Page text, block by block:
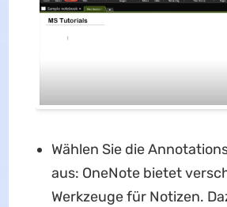
Wählen Sie die
aus: OneNote bietet
Werkzeuge für Notizen.